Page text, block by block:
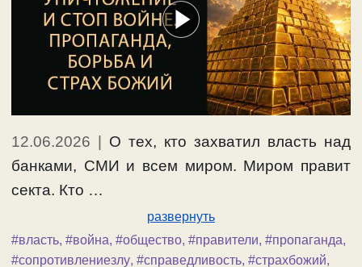
12.06.2026
О тех, кто захватил власть над
банками, СМИ и всем миром. Миром правит
секта. Кто …
развернуть
#власть, #война, #общество, #правители, #пропаганда,
#сопротивлениезлу, #справедливость, #страхбожий,